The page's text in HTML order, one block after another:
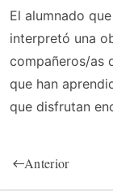
El alumnado
interpretó una
compañeros/as
que han
que disfrutan
Anterior